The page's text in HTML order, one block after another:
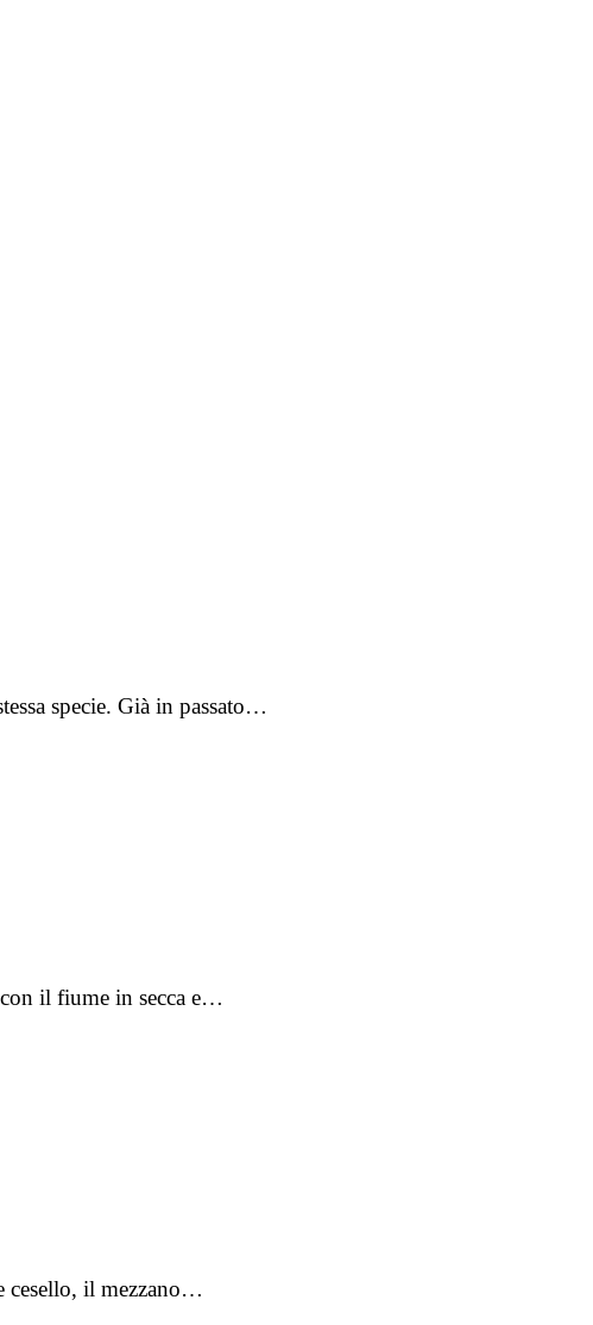
specie. Già in passato…
il fiume in secca e…
cesello, il mezzano…